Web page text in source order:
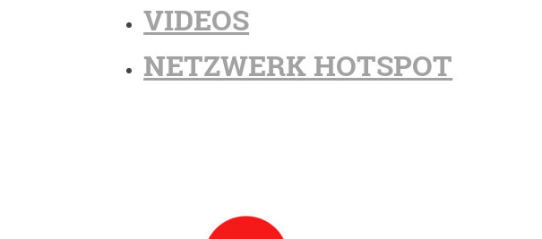
VIDEOS
NETZWERK HOTSPOT